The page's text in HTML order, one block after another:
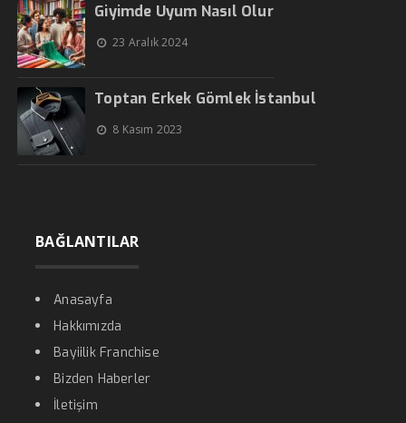
Giyimde Uyum Nasıl Olur
23 Aralık 2024
Toptan Erkek Gömlek İstanbul
8 Kasım 2023
BAĞLANTILAR
Anasayfa
Hakkımızda
Bayiilik Franchise
Bizden Haberler
İletişim